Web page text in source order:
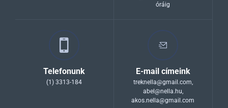
óráig
Telefonunk
(1) 3313-184
E-mail címeink
treknella@gmail.com,
abel@nella.hu,
akos.nella@gmail.com